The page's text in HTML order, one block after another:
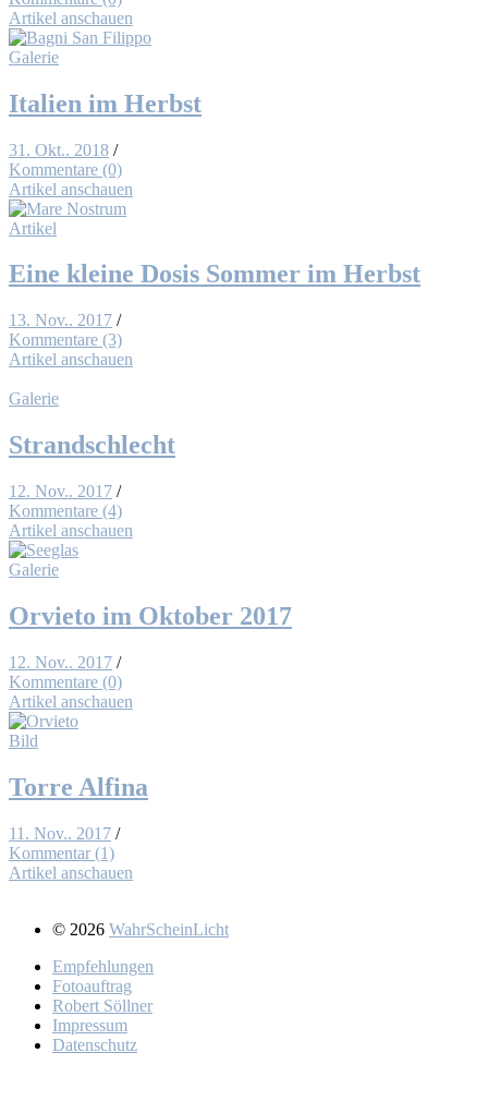
Artikel anschauen
Galerie
Ita­li­en im Herbst
31. Okt.. 2018 /
Kommentare (0)
Artikel anschauen
Artikel
Ei­ne klei­ne Do­sis Som­mer im Herbst
13. Nov.. 2017 /
Kommentare (3)
Artikel anschauen
Galerie
Strand­schlecht
12. Nov.. 2017 /
Kommentare (4)
Artikel anschauen
Galerie
Or­vie­to im Ok­to­ber 2017
12. Nov.. 2017 /
Kommentare (0)
Artikel anschauen
Bild
Tor­re Al­fi­na
11. Nov.. 2017 /
Kommentar (1)
Artikel anschauen
© 2026 WahrScheinLicht
Emp­feh­lun­gen
Fo­to­auf­trag
Ro­bert Söll­ner
Im­pres­sum
Da­ten­schutz